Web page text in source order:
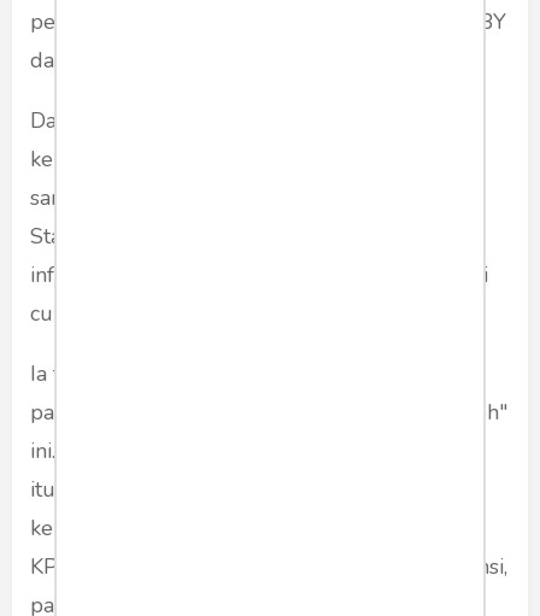
pertimbangan ketika ia menerima tantangan SBY
dan anak-anaknya.
Dari sisi ini, posistif maupun negatif dari
keputusannya tentu sudah ditimbang dengan
sangat matang. Karena, tentu sebagai Kepala
Staf Presiden (KSP), ia tentu memiliki akses
informasi yang sangat cukup. Bahkan lebih dari
cukup.
Ia tentu sangat tahu, bahwa inilah saat yang
paling tepat untuk menyambut "tantangan aneh"
ini. Ia tentu tahu bagaimana cara kerja rivalnya
itu. Bagaimana ia cukup masif melakukan
kerusakan pada tata kelola negara ini. Kepada
KPK, kepada MK, kepada kehidupan bertoleransi,
pada keutuhan partai-partai lain.